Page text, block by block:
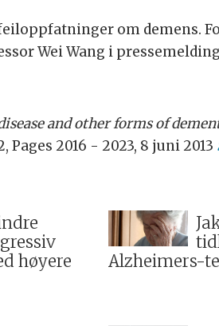
om demens.
Wei Wang i
and other forms of
Pages 2016 - 2023, 8 juni 2013
høyere
Alzheimers-